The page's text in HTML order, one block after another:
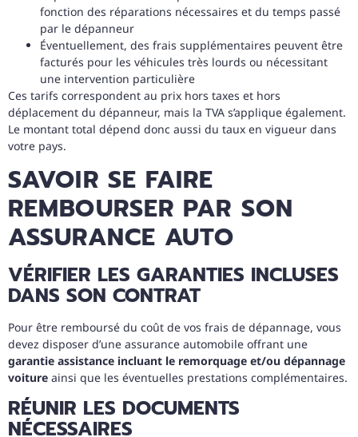
fonction des réparations nécessaires et du temps passé
par le dépanneur
Éventuellement, des frais supplémentaires peuvent être
facturés pour les véhicules très lourds ou nécessitant
une intervention particulière
Ces tarifs correspondent au prix hors taxes et hors
déplacement du dépanneur, mais la TVA s’applique également.
Le montant total dépend donc aussi du taux en vigueur dans
votre pays.
SAVOIR SE FAIRE
REMBOURSER PAR SON
ASSURANCE AUTO
VÉRIFIER LES GARANTIES INCLUSES
DANS SON CONTRAT
Pour être remboursé du coût de vos frais de dépannage, vous
devez disposer d’une assurance automobile offrant une
garantie assistance incluant le remorquage et/ou dépannage
voiture ainsi que les éventuelles prestations complémentaires.
RÉUNIR LES DOCUMENTS
NÉCESSAIRES